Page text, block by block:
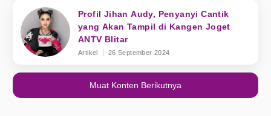
Profil Jihan Audy, Penyanyi Cantik
yang Akan Tampil di Kangen Joget
ANTV Blitar
Artikel 26 September 2024
Muat Konten Berikutnya